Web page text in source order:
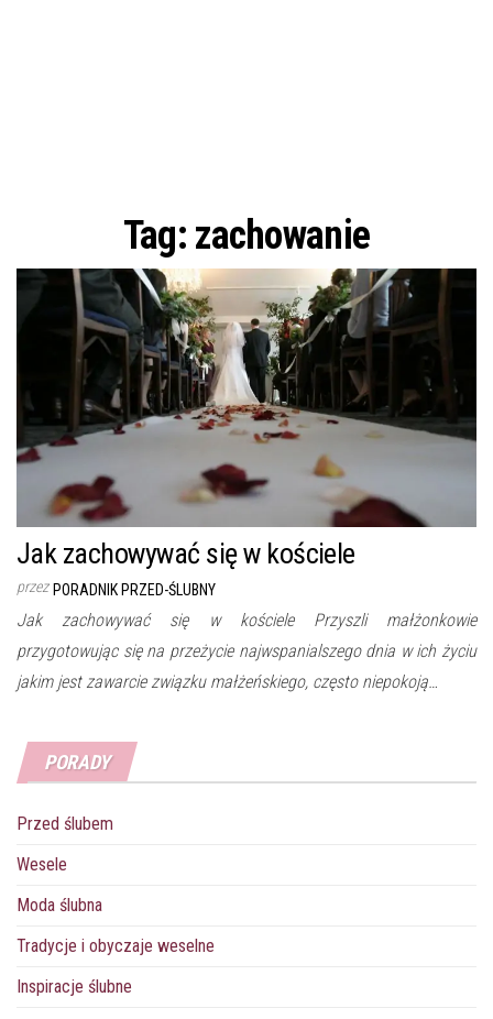
Tag: zachowanie
Jak zachowywać się w kościele
przez PORADNIK PRZED-ŚLUBNY
Jak zachowywać się w kościele Przyszli małżonkowie
przygotowując się na przeżycie najwspanialszego dnia w ich życiu
jakim jest zawarcie związku małżeńskiego, często niepokoją…
PORADY
Przed ślubem
Wesele
Moda ślubna
Tradycje i obyczaje weselne
Inspiracje ślubne